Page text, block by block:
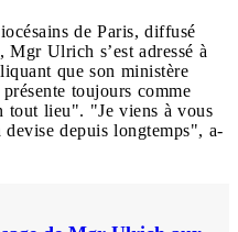
de Paris, diffusé
Mgr Ulrich s’est adressé à
que son ministère
toujours comme
tout lieu". "Je viens à vous
depuis longtemps", a-